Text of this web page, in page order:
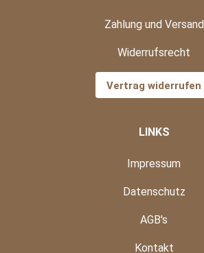
Zahlung und Versand
Widerrufsrecht
Vertrag widerrufen
LINKS
Impressum
Datenschutz
AGB's
Kontakt